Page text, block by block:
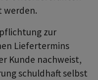
werden.
zur
Liefertermins
Kunde nachweist,
schuldhaft selbst